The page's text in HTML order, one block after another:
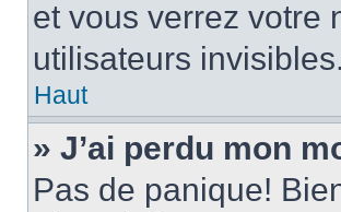
et vous verrez votre
utilisateurs invisibles.
Haut
» J’ai perdu mon
Pas de panique!